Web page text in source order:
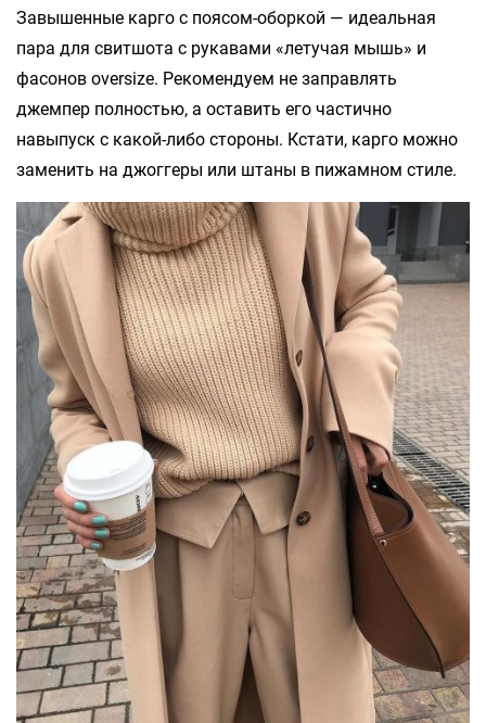
Завышенные карго с поясом-оборкой — идеальная
пара для свитшота с рукавами «летучая мышь» и
фасонов oversize. Рекомендуем не заправлять
джемпер полностью, а оставить его частично
навыпуск с какой-либо стороны. Кстати, карго можно
заменить на джоггеры или штаны в пижамном стиле.